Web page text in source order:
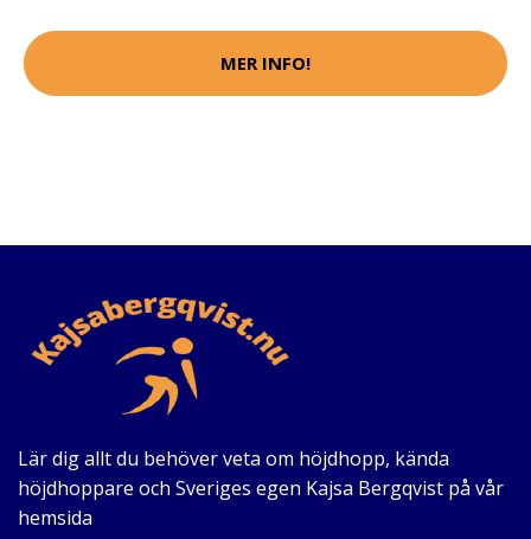
MER INFO!
Lär dig allt du behöver veta om höjdhopp, kända
höjdhoppare och Sveriges egen Kajsa Bergqvist på vår
hemsida